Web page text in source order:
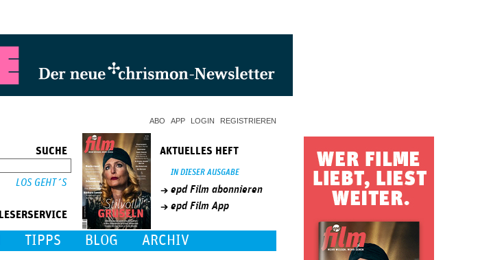
ABO APP LOGIN REGISTRIEREN
SUCHE
LESERSERVICE
AKTUELLES HEFT
IN DIESER AUSGABE
epd Film abonnieren
epd Film App
TIPPS BLOG ARCHIV